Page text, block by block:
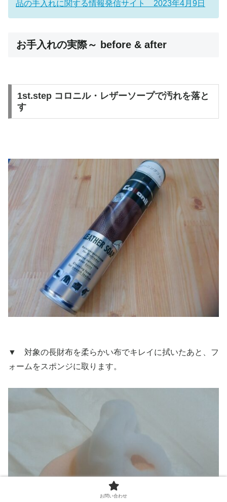
品の手入れに関する情報発信サイト 2023年4月9日
お手入れの実際～ before & after
1st.step コロニル・レザーソープで汚れを落と
す
▼ 対象の長財布を柔らかい布でキレイに拭いたあと、フ
ォームをスポンジに取ります。
お問い合わせ